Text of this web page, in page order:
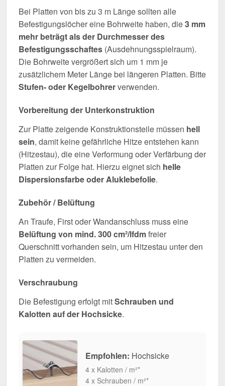
Bei Platten von bis zu 3 m Länge sollten alle
Befestigungslöcher eine Bohrweite haben, die3 mm
mehr beträgt als der Durchmesser des
Befestigungsschaftes (Ausdehnungsspielraum).
Die Bohrweite vergrößert sich um 1 mm je
zusätzlichem Meter Länge bei längeren Platten. Bitte
Stufen- oder Kegelbohrerverwenden.
Vorbereitung der Unterkonstruktion
Zur Platte zeigende Konstruktionsteile müssen hell
sein, damit keine gefährliche Hitze entstehen kann
(Hitzestau), die eine Verformung oder Verfärbung der
Platten zur Folge hat. Hierzu eignet sich helle
Dispersionsfarbe oder Aluklebefolie.
Zubehör / Belüftung
An Traufe, First oder Wandanschluss muss eine
Belüftung von mind. 300 cm²/lfdmfreier
Querschnitt vorhanden sein, um Hitzestau unter den
Platten zu vermeiden.
Verschraubung
Die Befestigung erfolgt mitSchrauben und
Kalotten auf der Hochsicke.
Empfohlen: Hochsicke
4 x Kalotten / m²*
4 x Schrauben / m²*